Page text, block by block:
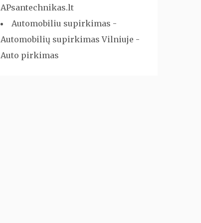
APsantechnikas.lt
Automobiliu supirkimas -
Automobilių supirkimas Vilniuje -
Auto pirkimas